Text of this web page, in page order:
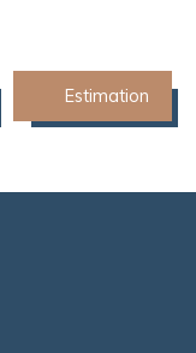
Estimation